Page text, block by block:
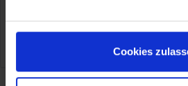
Cookies
Womens Protector Set P-
Service